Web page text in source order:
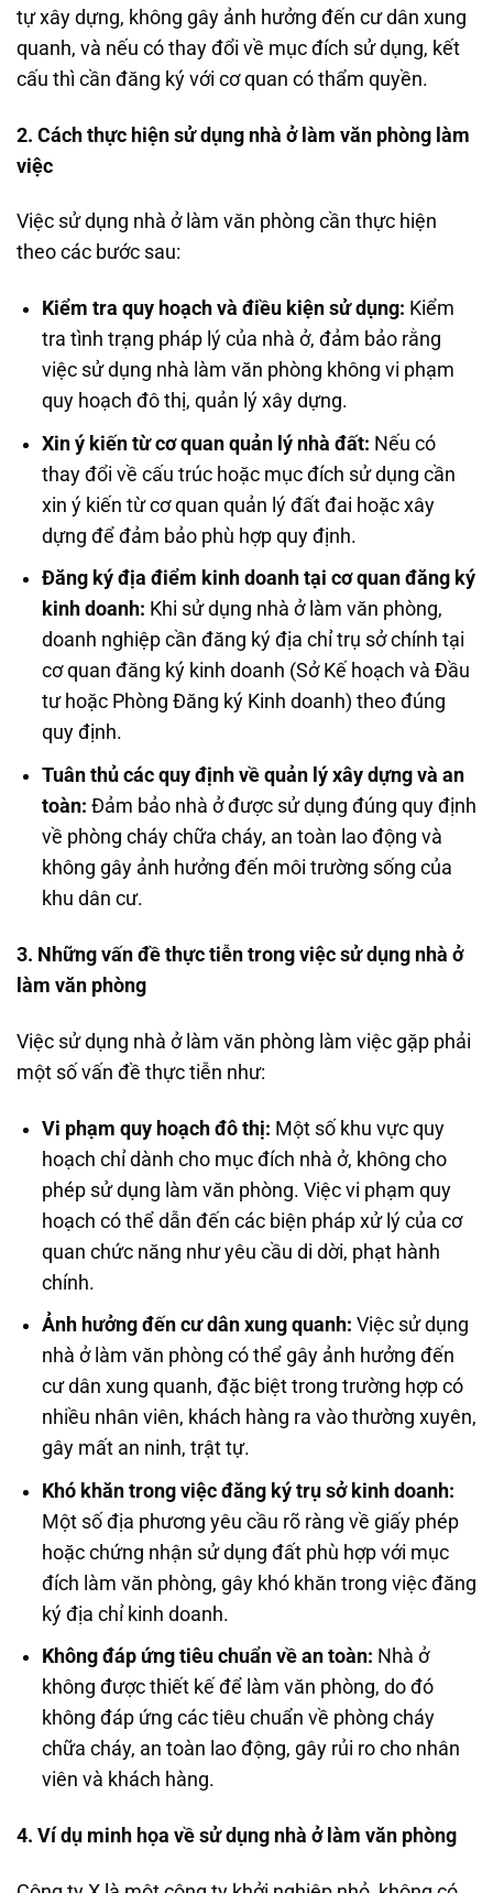
tự xây dựng, không gây ảnh hưởng đến cư dân xung
quanh, và nếu có thay đổi về mục đích sử dụng, kết
cấu thì cần đăng ký với cơ quan có thẩm quyền.
2. Cách thực hiện sử dụng nhà ở làm văn phòng làm
việc
Việc sử dụng nhà ở làm văn phòng cần thực hiện
theo các bước sau:
Kiểm tra quy hoạch và điều kiện sử dụng: Kiểm
tra tình trạng pháp lý của nhà ở, đảm bảo rằng
việc sử dụng nhà làm văn phòng không vi phạm
quy hoạch đô thị, quản lý xây dựng.
Xin ý kiến từ cơ quan quản lý nhà đất: Nếu có
thay đổi về cấu trúc hoặc mục đích sử dụng cần
xin ý kiến từ cơ quan quản lý đất đai hoặc xây
dựng để đảm bảo phù hợp quy định.
Đăng ký địa điểm kinh doanh tại cơ quan đăng ký
kinh doanh: Khi sử dụng nhà ở làm văn phòng,
doanh nghiệp cần đăng ký địa chỉ trụ sở chính tại
cơ quan đăng ký kinh doanh (Sở Kế hoạch và Đầu
tư hoặc Phòng Đăng ký Kinh doanh) theo đúng
quy định.
Tuân thủ các quy định về quản lý xây dựng và an
toàn: Đảm bảo nhà ở được sử dụng đúng quy định
về phòng cháy chữa cháy, an toàn lao động và
không gây ảnh hưởng đến môi trường sống của
khu dân cư.
3. Những vấn đề thực tiễn trong việc sử dụng nhà ở
làm văn phòng
Việc sử dụng nhà ở làm văn phòng làm việc gặp phải
một số vấn đề thực tiễn như:
Vi phạm quy hoạch đô thị: Một số khu vực quy
hoạch chỉ dành cho mục đích nhà ở, không cho
phép sử dụng làm văn phòng. Việc vi phạm quy
hoạch có thể dẫn đến các biện pháp xử lý của cơ
quan chức năng như yêu cầu di dời, phạt hành
chính.
Ảnh hưởng đến cư dân xung quanh: Việc sử dụng
nhà ở làm văn phòng có thể gây ảnh hưởng đến
cư dân xung quanh, đặc biệt trong trường hợp có
nhiều nhân viên, khách hàng ra vào thường xuyên,
gây mất an ninh, trật tự.
Khó khăn trong việc đăng ký trụ sở kinh doanh:
Một số địa phương yêu cầu rõ ràng về giấy phép
hoặc chứng nhận sử dụng đất phù hợp với mục
đích làm văn phòng, gây khó khăn trong việc đăng
ký địa chỉ kinh doanh.
Không đáp ứng tiêu chuẩn về an toàn: Nhà ở
không được thiết kế để làm văn phòng, do đó
không đáp ứng các tiêu chuẩn về phòng cháy
chữa cháy, an toàn lao động, gây rủi ro cho nhân
viên và khách hàng.
4. Ví dụ minh họa về sử dụng nhà ở làm văn phòng